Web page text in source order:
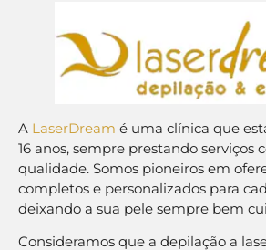
A LaserDream é uma clínica que
16 anos, sempre prestando serviços
qualidade. Somos pioneiros em
completos e personalizados para
deixando a sua pele sempre bem
Consideramos que a depilação a